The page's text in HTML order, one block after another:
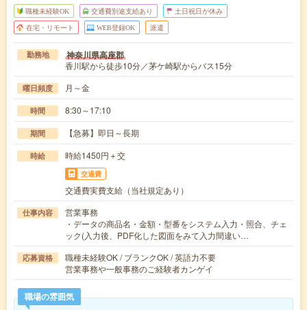
職種未経験OK 交通費別途支給あり 土日祝日が休み
在宅・リモート WEB登録OK 派遣
勤務地 神奈川県高座郡
香川駅から徒歩10分／茅ケ崎駅からバス15分
曜日頻度 月～金
時間 8:30～17:10
期間 【急募】即日～長期
時給 時給1450円＋交
交通費
交通費実費支給（当社規定あり）
仕事内容
営業事務
・データの商品名・金額・型番をシステム入力・照合、チェ
ック(入力後、PDF化した図面をみて入力間違い…
応募資格
職種未経験OK / ブランクOK / 英語力不要
営業事務や一般事務のご経験者カンゲイ
職場の雰囲気